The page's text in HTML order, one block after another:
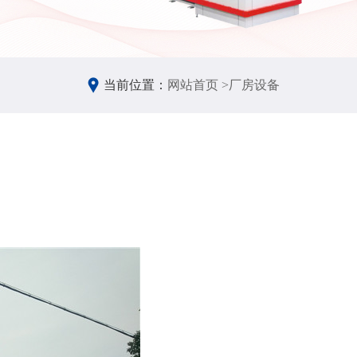
当前位置： 网站首页 >厂房设备